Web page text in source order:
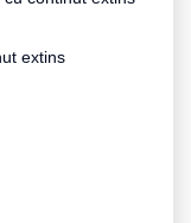
extins